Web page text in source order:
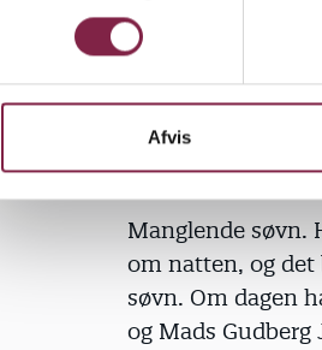
Afvis
sin søn, fordi han
mange
mødregruppe.
Manglende søvn.
om natten, og
søvn. Om dagen
og Mads